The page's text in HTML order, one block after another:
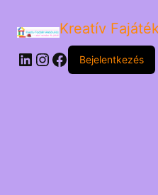
Kreatív
LinkedIn
Instagram
Facebook
Bejelentkezés